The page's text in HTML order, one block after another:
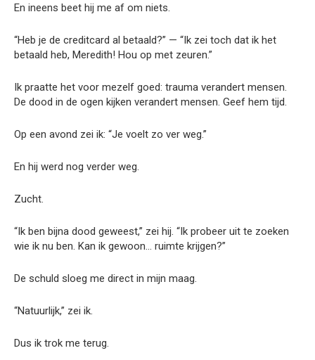
En ineens beet hij me af om niets.
“Heb je de creditcard al betaald?” — “Ik zei toch dat ik het
betaald heb, Meredith! Hou op met zeuren.”
Ik praatte het voor mezelf goed: trauma verandert mensen.
De dood in de ogen kijken verandert mensen. Geef hem tijd.
Op een avond zei ik: “Je voelt zo ver weg.”
En hij werd nog verder weg.
Zucht.
“Ik ben bijna dood geweest,” zei hij. “Ik probeer uit te zoeken
wie ik nu ben. Kan ik gewoon… ruimte krijgen?”
De schuld sloeg me direct in mijn maag.
“Natuurlijk,” zei ik.
Dus ik trok me terug.